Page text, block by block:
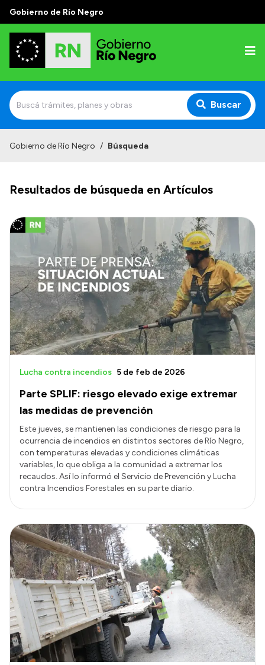
Gobierno de Río Negro
Buscar
Prensa
Autoridades y Organismos
Discursos en la Legislatura
Casa de Gobierno
Acerca de Río Negro
Historia
Geografía
Invertí en Río Negro
Transparencia
Presupuesto
Boletín Oficial
Compras y licitaciones
Consulta de expedientes
Intranet
Login
Gobierno de Río Negro / Búsqueda
Resultados de búsqueda en Artículos
Parte SPLIF: riesgo elevado exige extremar
las medidas de prevención
Lucha contra incendios 5 de feb de 2026
Este jueves, se mantienen las condiciones de riesgo para la
ocurrencia de incendios en distintos sectores de Río Negro,
con temperaturas elevadas y condiciones climáticas
variables, lo que obliga a la comunidad a extremar los
recaudos. Así lo informó el Servicio de Prevención y Lucha
contra Incendios Forestales en su parte diario.